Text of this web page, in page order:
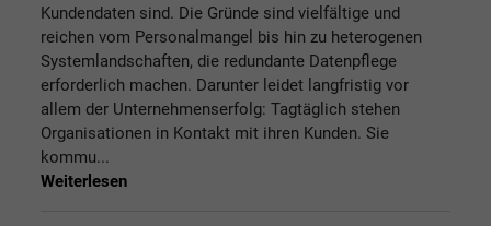
Kundendaten sind. Die Gründe sind vielfältige und
reichen vom Personalmangel bis hin zu heterogenen
Systemlandschaften, die redundante Datenpflege
erforderlich machen. Darunter leidet langfristig vor
allem der Unternehmenserfolg: Tagtäglich stehen
Organisatio­nen in Kontakt mit ihren Kunden. Sie
kommu...
Weiterlesen